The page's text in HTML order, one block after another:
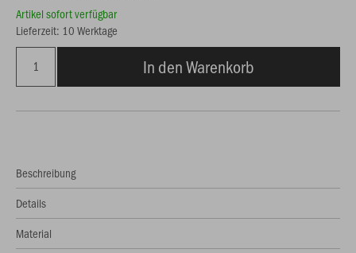
Artikel sofort verfügbar
Lieferzeit: 10 Werktage
In den Warenkorb
Beschreibung
Details
Material